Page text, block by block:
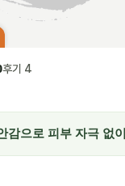
후기 4
감으로 피부 자극 없이